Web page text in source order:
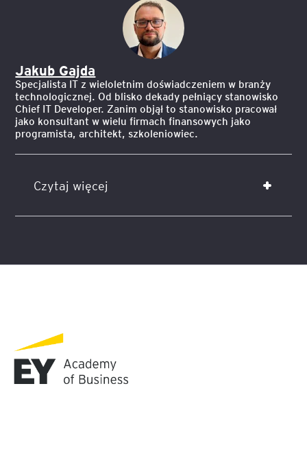
Jakub Gajda
Specjalista IT z wieloletnim doświadczeniem w branży
technologicznej. Od blisko dekady pełniący stanowisko
Chief IT Developer. Zanim objął to stanowisko pracował
jako konsultant w wielu firmach finansowych jako
programista, architekt, szkoleniowiec.
Czytaj więcej